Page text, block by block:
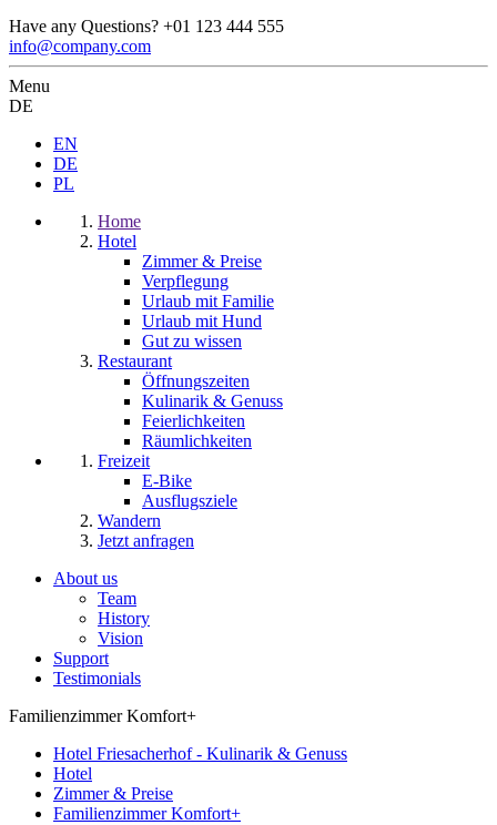
Have any Questions? +01 123 444 555
info@company.com
Menu
DE
EN
DE
PL
Home
Hotel
Zimmer & Preise
Verpflegung
Urlaub mit Familie
Urlaub mit Hund
Gut zu wissen
Restaurant
Öffnungszeiten
Kulinarik & Genuss
Feierlichkeiten
Räumlichkeiten
Freizeit
E-Bike
Ausflugsziele
Wandern
Jetzt anfragen
About us
Team
History
Vision
Support
Testimonials
Familienzimmer Komfort+
Hotel Friesacherhof - Kulinarik & Genuss
Hotel
Zimmer & Preise
Familienzimmer Komfort+